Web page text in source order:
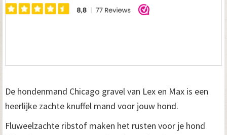
De hondenmand Chicago gravel van Lex en Max is een
heerlijke zachte knuffel mand voor jouw hond.
Fluweelzachte ribstof maken het rusten voor je hond